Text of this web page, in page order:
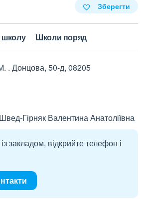
Зберегти
Школи поряд
. Донцова, 50-д, 08205
Гірняк Валентина Анатоліївна
закладом, відкрийте телефон і